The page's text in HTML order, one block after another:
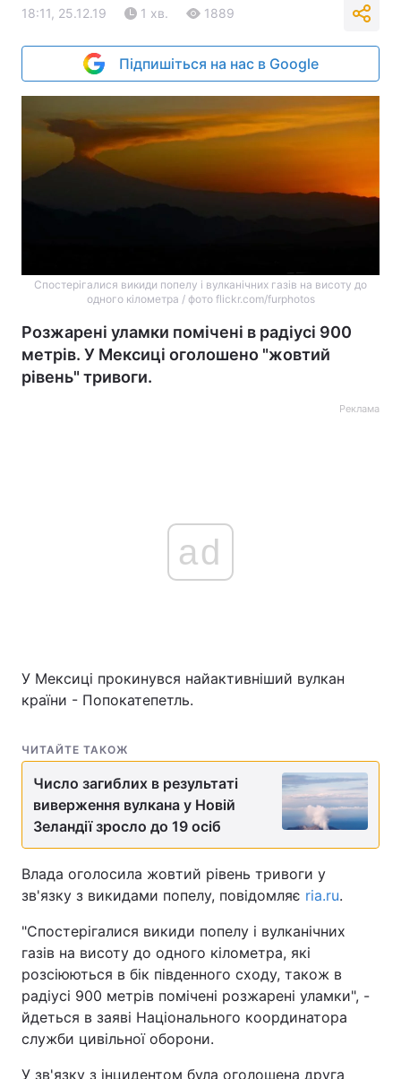
18:11, 25.12.19 1 хв. 1889
Підпишіться на нас в Google
Спостерігалися викиди попелу і вулканічних газів на висоту до
одного кілометра / фото flickr.com/furphotos
Розжарені уламки помічені в радіусі 900
метрів. У Мексиці оголошено "жовтий
рівень" тривоги.
Реклама
ad
У Мексиці прокинувся найактивніший вулкан
країни - Попокатепетль.
ЧИТАЙТЕ ТАКОЖ
Число загиблих в результаті
виверження вулкана у Новій
Зеландії зросло до 19 осіб
Влада оголосила жовтий рівень тривоги у
зв'язку з викидами попелу, повідомляє ria.ru.
"Спостерігалися викиди попелу і вулканічних
газів на висоту до одного кілометра, які
розсіюються в бік південного сходу, також в
радіусі 900 метрів помічені розжарені уламки", -
йдеться в заяві Національного координатора
служби цивільної оборони.
У зв'язку з інцидентом була оголошена друга